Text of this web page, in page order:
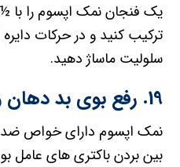
یک فنجان نمک اپسوم را با ½
سلولیت ماساژ دهید.
19. رفع بوی بد دهان و سلامت دندان ها
نمک اپسوم دارای خواص ضد
بین بردن باکتری های عامل